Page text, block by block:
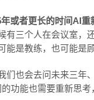
或者更长的时间AI
有三个人在会议室
能是教练，也可能
们也会去问未来三
功能也需要重新思